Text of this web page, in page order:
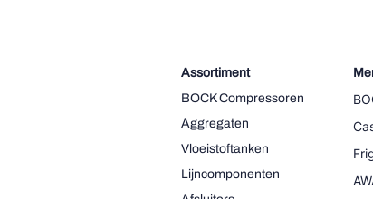
Assortiment
BOCK Compressoren
Aggregaten
Vloeistoftanken
Lijncomponenten